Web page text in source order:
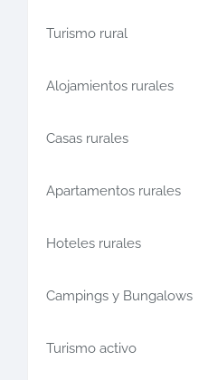
Turismo rural
Alojamientos rurales
Casas rurales
Apartamentos rurales
Hoteles rurales
Campings y Bungalows
Turismo activo